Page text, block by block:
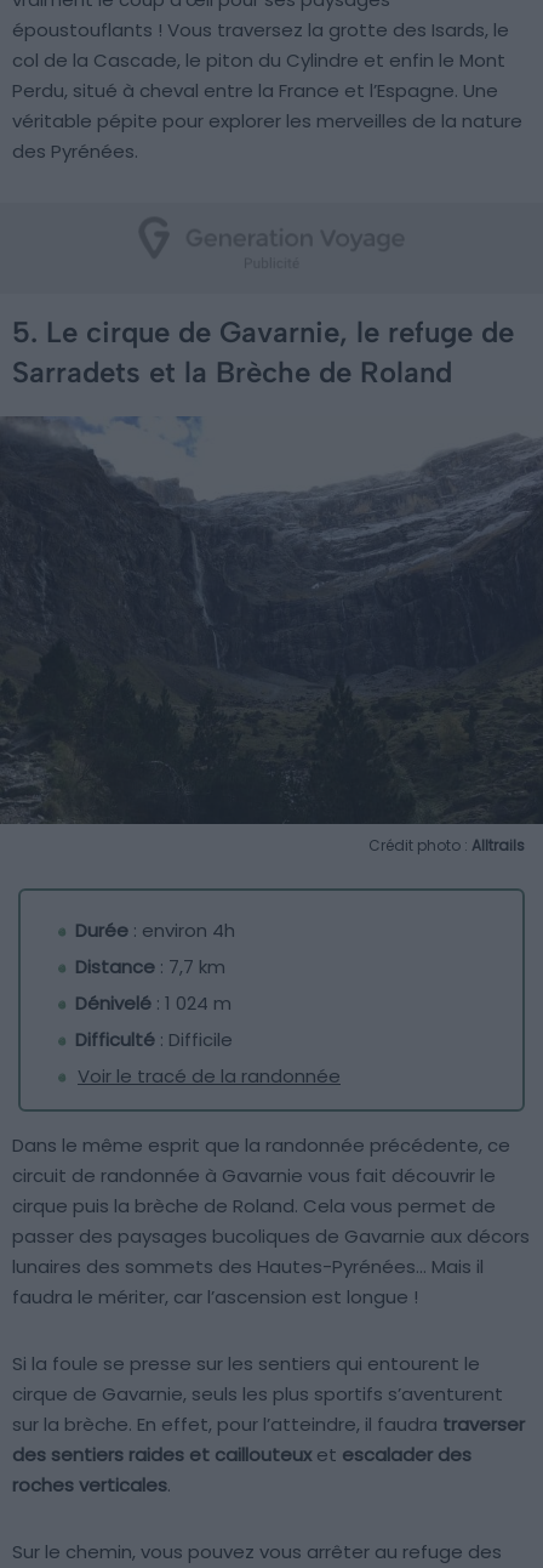
époustouflants ! Vous traversez la grotte des Isards, le
col de la Cascade, le piton du Cylindre et enfin le Mont
Perdu, situé à cheval entre la France et l’Espagne. Une
véritable pépite pour explorer les merveilles de la nature
des Pyrénées.
5. Le cirque de Gavarnie, le refuge de
Sarradets et la Brèche de Roland
Crédit photo : Alltrails
Durée : environ 4h
Distance : 7,7 km
Dénivelé : 1 024 m
Difficulté : Difficile
Voir le tracé de la randonnée
Dans le même esprit que la randonnée précédente, ce
circuit de randonnée à Gavarnie vous fait découvrir le
cirque puis la brèche de Roland. Cela vous permet de
passer des paysages bucoliques de Gavarnie aux décors
lunaires des sommets des Hautes-Pyrénées… Mais il
faudra le mériter, car l’ascension est longue !
Si la foule se presse sur les sentiers qui entourent le
cirque de Gavarnie, seuls les plus sportifs s’aventurent
sur la brèche. En effet, pour l’atteindre, il faudra traverser
des sentiers raides et caillouteuxet escalader des
roches verticales.
Sur le chemin, vous pouvez vous arrêter au refuge des